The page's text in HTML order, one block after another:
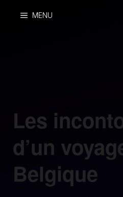
MENU
Les
d’un
Belgique